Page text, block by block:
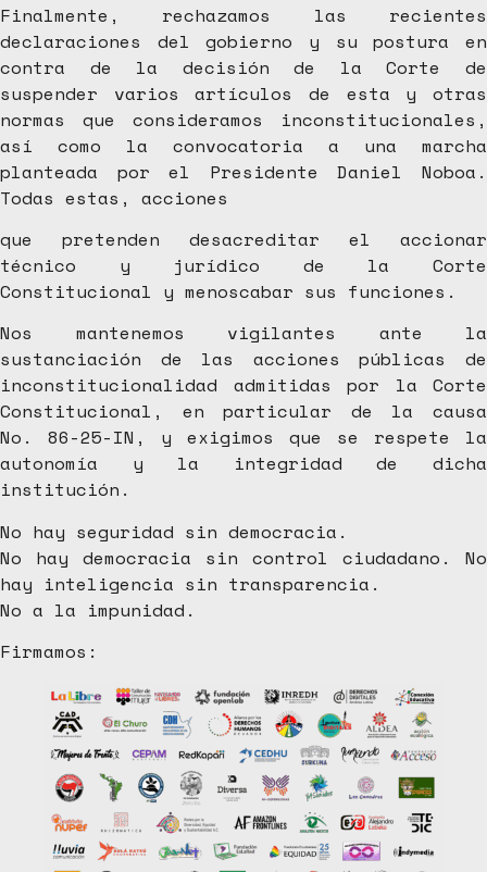
Finalmente, rechazamos las recientes
declaraciones del gobierno y su postura en
contra de la decisión de la Corte de
suspender varios artículos de esta y otras
normas que consideramos inconstitucionales,
así como la convocatoria a una marcha
planteada por el Presidente Daniel Noboa.
Todas estas, acciones
que pretenden desacreditar el accionar
técnico y jurídico de la Corte
Constitucional y menoscabar sus funciones.
Nos mantenemos vigilantes ante la
sustanciación de las acciones públicas de
inconstitucionalidad admitidas por la Corte
Constitucional, en particular de la causa
No. 86-25-IN, y exigimos que se respete la
autonomía y la integridad de dicha
institución.
No hay seguridad sin democracia.
No hay democracia sin control ciudadano. No
hay inteligencia sin transparencia.
No a la impunidad.
Firmamos: